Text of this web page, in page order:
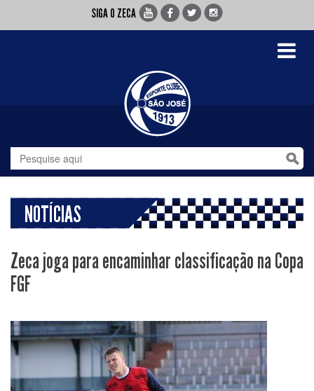
SIGA O ZECA
Toggle
NOTÍCIAS
Zeca joga para encaminhar classificação na Copa
FGF